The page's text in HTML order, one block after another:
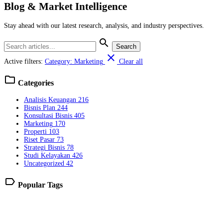
Blog & Market Intelligence
Stay ahead with our latest research, analysis, and industry perspectives.
search
Search
Active filters: Category: Marketing close Clear all
folder Categories
Analisis Keuangan 216
Bisnis Plan 244
Konsultasi Bisnis 405
Marketing 170
Properti 103
Riset Pasar 73
Strategi Bisnis 78
Studi Kelayakan 426
Uncategorized 42
label Popular Tags